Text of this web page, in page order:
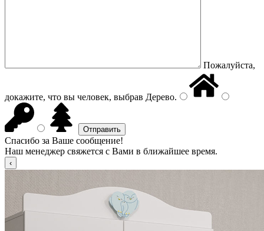
Пожалуйста,
докажите, что вы человек, выбрав Дерево.
Спасибо за Ваше сообщение!
Наш менеджер свяжется с Вами в ближайшее время.